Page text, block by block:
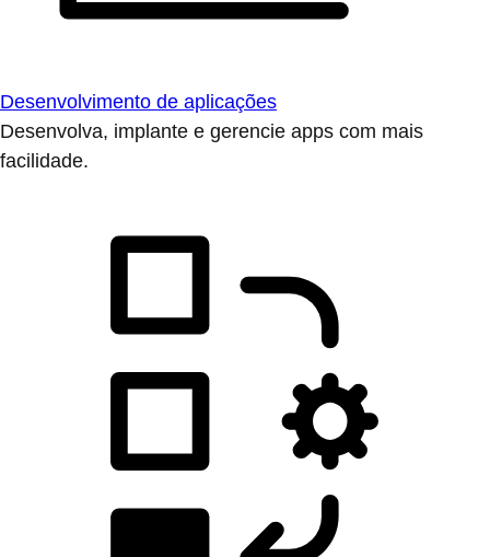
Desenvolvimento de aplicações
Desenvolva, implante e gerencie apps com mais
facilidade.